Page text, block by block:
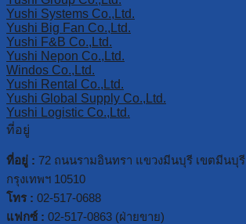
Yushi Systems Co.,Ltd.
Yushi Big Fan Co.,Ltd.
Yushi F&B Co.,Ltd.
Yushi Nepon Co.,Ltd.
Windos Co.,Ltd.
Yushi Rental Co.,Ltd.
Yushi Global Supply Co.,Ltd.
Yushi Logistic Co.,Ltd.
ที่อยู่
ที่อยู่ : 72 ถนนรามอินทรา แขวงมีนบุรี เขตมีนบุรี
กรุงเทพฯ 10510
โทร : 02-517-0688
แฟกซ์ : 02-517-0863 (ฝ่ายขาย)